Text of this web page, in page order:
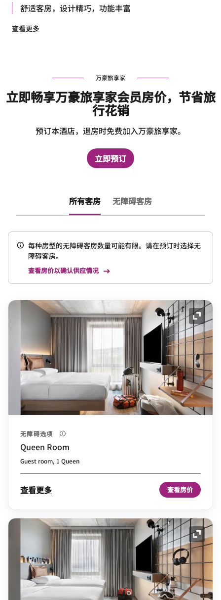
舒适客房，设计精巧，功能丰富
查看更多
万豪旅享家
立即畅享万豪旅享家会员房价，节省旅
行花销
预订本酒店，退房时免费加入万豪旅享家。
立即预订
所有客房 无障碍客房
每种房型的无障碍客房数量可能有限。请在预订时选择无
障碍客房。
查看房价以确认供应情况
展开
无障碍选项
Queen Room
Guest room, 1 Queen
查看更多 查看房价
展开